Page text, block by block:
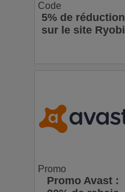
Code
5% de réduction
sur le site Ryobi
Promo
Promo Avast :